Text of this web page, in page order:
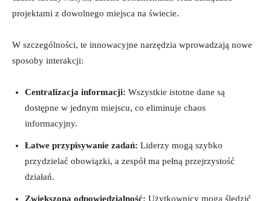
projektami z dowolnego miejsca na świecie.
W szczególności, te innowacyjne narzędzia wprowadzają nowe
sposoby interakcji: ​
Centralizacja informacji: Wszystkie istotne dane są
dostępne ⁣w jednym miejscu, co eliminuje chaos
informacyjny.
Łatwe przypisywanie zadań: Liderzy mogą szybko
przydzielać obowiązki, a zespół ma pełną ‌przejrzystość
działań.
Zwiększona odpowiedzialność: Użytkownicy mogą śledzić